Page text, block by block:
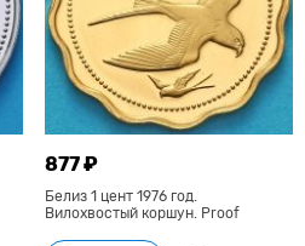
877 ₽
Белиз 1 цент 1976 год.
Вилохвостый коршун. Proof